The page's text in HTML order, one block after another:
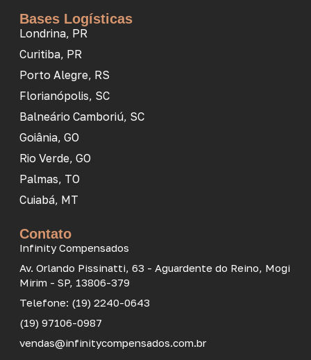
Bases Logísticas
Londrina, PR
Curitiba, PR
Porto Alegre, RS
Florianópolis, SC
Balneário Camboriú, SC
Goiânia, GO
Rio Verde, GO
Palmas, TO
Cuiabá, MT
Contato
Infinity Compensados
Av. Orlando Pissinatti, 63 - Aguardente do Reino, Mogi
Mirim - SP, 13806-379
Telefone: (19) 2240-0643
(19) 97106-0987
vendas@infinitycompensados.com.br